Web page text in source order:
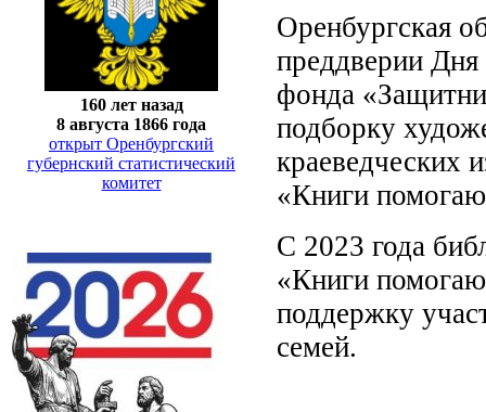
160 лет назад
8 августа 1866 года
открыт Оренбургский
губернский статистический
комитет
Оренбургская
преддверии Дня
фонда
подборку
краеведческих
«Книги
С 2023 года
«Книги
поддержку
семей.